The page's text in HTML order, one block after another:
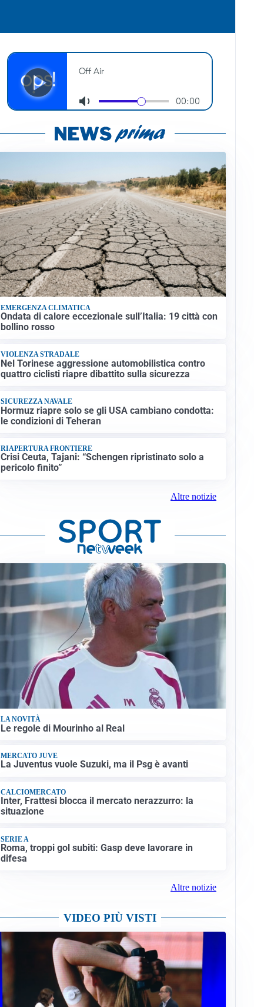
EMERGENZA CLIMATICA
Ondata di calore eccezionale sull’Italia: 19 città con
bollino rosso
VIOLENZA STRADALE
Nel Torinese aggressione automobilistica contro
quattro ciclisti riapre dibattito sulla sicurezza
SICUREZZA NAVALE
Hormuz riapre solo se gli USA cambiano condotta:
le condizioni di Teheran
RIAPERTURA FRONTIERE
Crisi Ceuta, Tajani: “Schengen ripristinato solo a
pericolo finito”
Altre notizie
LA NOVITÀ
Le regole di Mourinho al Real
MERCATO JUVE
La Juventus vuole Suzuki, ma il Psg è avanti
CALCIOMERCATO
Inter, Frattesi blocca il mercato nerazzurro: la
situazione
SERIE A
Roma, troppi gol subiti: Gasp deve lavorare in
difesa
Altre notizie
VIDEO PIÙ VISTI